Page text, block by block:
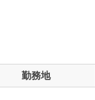
勤務地